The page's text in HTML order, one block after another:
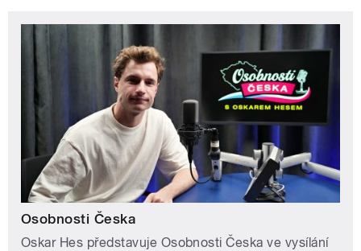
Osobnosti Česka
Oskar Hes představuje Osobnosti Česka ve vysílání